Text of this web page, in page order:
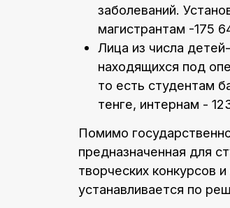
заболеваний.
магистрантам -175
Лица из числа
находящихся под
то есть студентам
тенге, интернам -
Помимо
предназначенная для
творческих конкурсов
устанавливается по